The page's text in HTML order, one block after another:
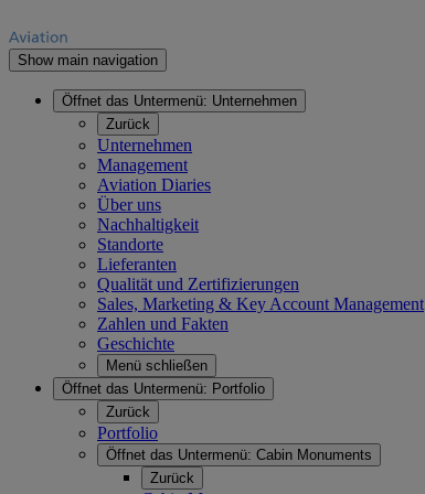
Show main navigation
Öffnet das Untermenü: Unternehmen
Zurück
Unternehmen
Management
Aviation Diaries
Über uns
Nachhaltigkeit
Standorte
Lieferanten
Qualität und Zertifizierungen
Sales, Marketing & Key Account Management
Zahlen und Fakten
Geschichte
Menü schließen
Öffnet das Untermenü: Portfolio
Zurück
Portfolio
Öffnet das Untermenü: Cabin Monuments
Zurück